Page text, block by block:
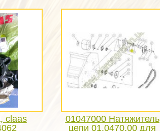
claas
01047000 Натяжитель
цепи 01.0470.00 для